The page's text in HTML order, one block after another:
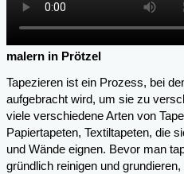
malern in Prötzel
Tapezieren ist ein Prozess, bei
aufgebracht wird, um sie zu
viele verschiedene Arten von
Papiertapeten, Textiltapeten, die
und Wände eignen. Bevor man
gründlich reinigen und